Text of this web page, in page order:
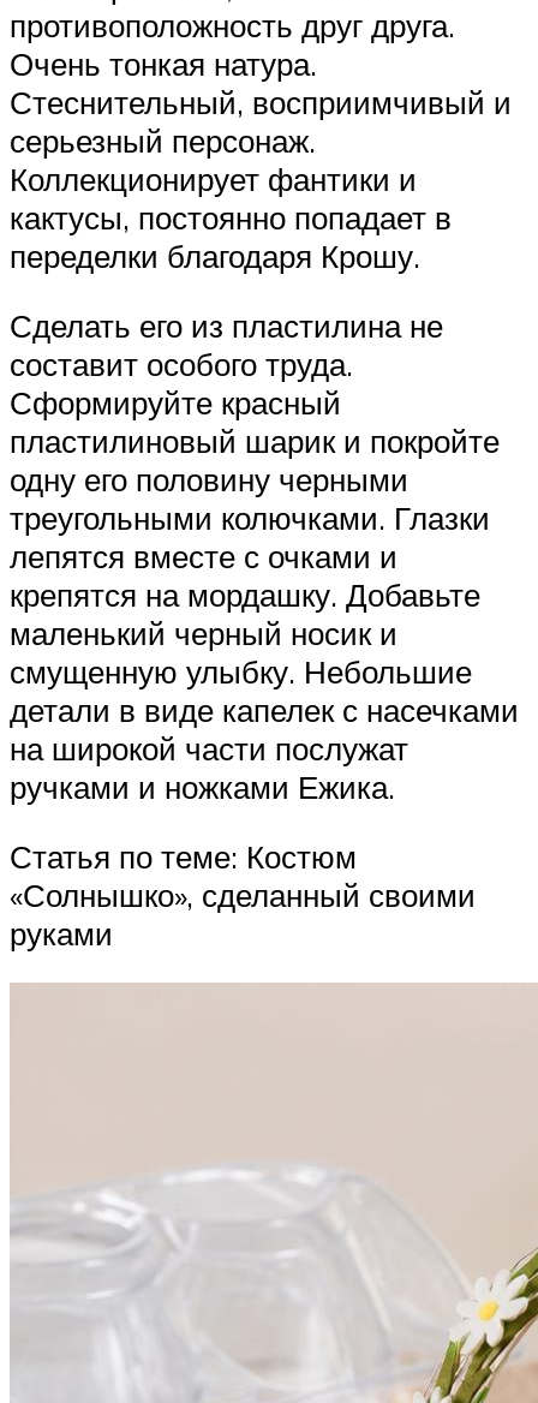
противоположность друг друга.
Очень тонкая натура.
Стеснительный, восприимчивый и
серьезный персонаж.
Коллекционирует фантики и
кактусы, постоянно попадает в
переделки благодаря Крошу.
Сделать его из пластилина не
составит особого труда.
Сформируйте красный
пластилиновый шарик и покройте
одну его половину черными
треугольными колючками. Глазки
лепятся вместе с очками и
крепятся на мордашку. Добавьте
маленький черный носик и
смущенную улыбку. Небольшие
детали в виде капелек с насечками
на широкой части послужат
ручками и ножками Ежика.
Статья по теме: Костюм
«Солнышко», сделанный своими
руками